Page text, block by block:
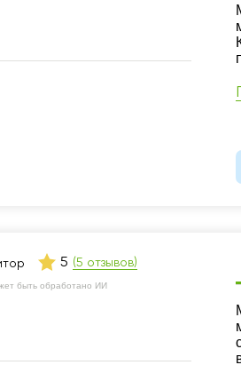
5 (5 отзывов)
быть обработано ИИ